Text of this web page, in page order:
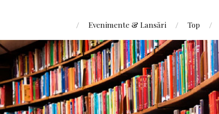
Evenimente & Lansări Top